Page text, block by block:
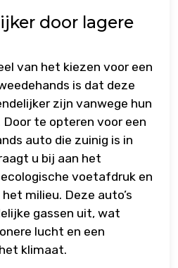
door lagere
van het kiezen voor een
is dat deze
zijn vanwege hun
te opteren voor een
auto die zuinig is in
u bij aan het
voetafdruk en
milieu. Deze auto’s
gassen uit, wat
lucht en een
klimaat.